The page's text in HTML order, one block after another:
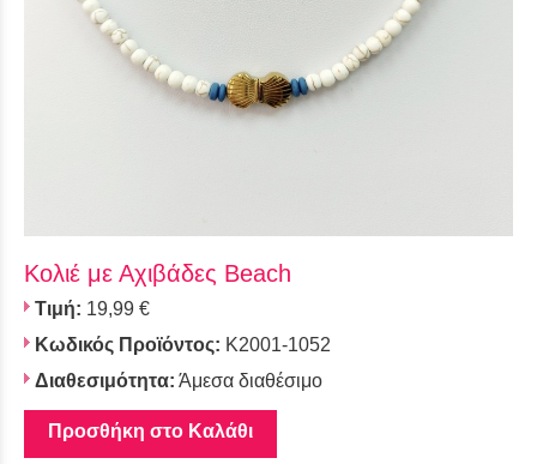
Κολιέ με Αχιβάδες Beach
Τιμή: 19,99 €
Κωδικός Προϊόντος: Κ2001-1052
Διαθεσιμότητα: Άμεσα διαθέσιμο
Προσθήκη στο Καλάθι